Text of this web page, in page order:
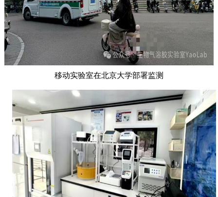
移动实验室在北京大学部署监测